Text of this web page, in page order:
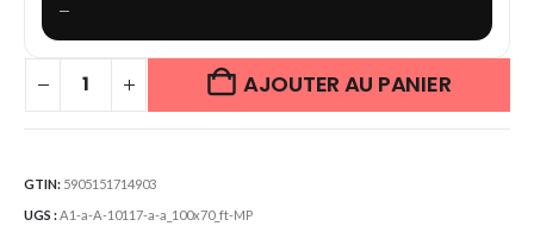
—
AJOUTER AU PANIER
GTIN: 5905151714903
UGS :A1-a-A-10117-a-a_100x70_ft-MP